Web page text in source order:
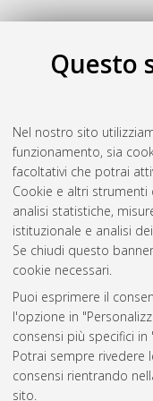
Questo
Nel nostro sito
funzionamento, sia
facoltativi che potrai
Cookie e altri
analisi statistiche,
istituzionale e analisi
Se chiudi questo
cookie necessari.
Puoi esprimere il
l'opzione in
consensi più specifici
Potrai sempre rivedere
consensi rientrando
sito.
Atom
Rss 1.0
Rss 2.0